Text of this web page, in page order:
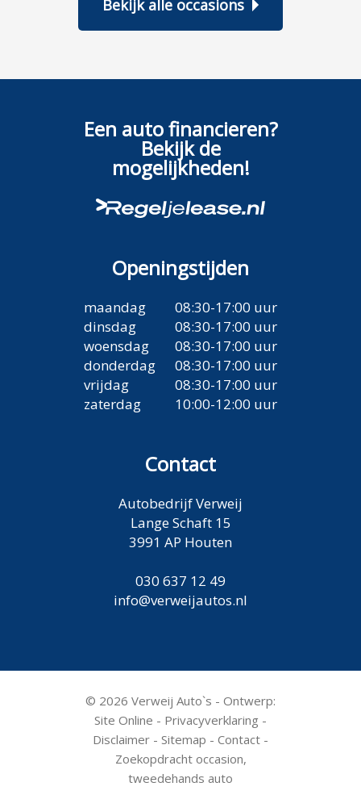
Bekijk alle occasions
Een auto financieren?
Bekijk de
mogelijkheden!
Openingstijden
maandag
dinsdag
woensdag
donderdag
vrijdag
zaterdag
08:30-17:00 uur
08:30-17:00 uur
08:30-17:00 uur
08:30-17:00 uur
08:30-17:00 uur
10:00-12:00 uur
Contact
Autobedrijf Verweij
Lange Schaft 15
3991 AP Houten
030 637 12 49
info@verweijautos.nl
© 2026 Verweij Auto`s - Ontwerp:
Site Online - Privacyverklaring -
Disclaimer - Sitemap - Contact -
Zoekopdracht occasion,
tweedehands auto